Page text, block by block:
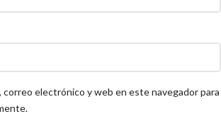
correo electrónico y web en este navegador para